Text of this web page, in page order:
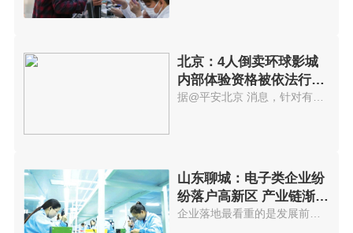
北京：4人倒卖环球影城
内部体验资格被依法行政
拘留
据@平安北京 消息，针对有人举...
山东聊城：电子类企业纷
纷落户高新区 产业链渐趋
完善
企业落地最看重的是发展前景，聊...